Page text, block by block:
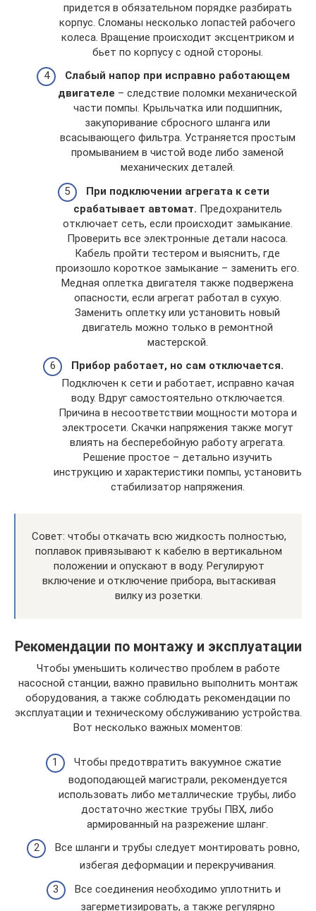
придется в обязательном порядке разбирать
корпус. Сломаны несколько лопастей рабочего
колеса. Вращение происходит эксцентриком и
бьет по корпусу с одной стороны.
Слабый напор при исправно работающем
двигателе – следствие поломки механической
части помпы. Крыльчатка или подшипник,
закупоривание сбросного шланга или
всасывающего фильтра. Устраняется простым
промыванием в чистой воде либо заменой
механических деталей.
При подключении агрегата к сети
срабатывает автомат. Предохранитель
отключает сеть, если происходит замыкание.
Проверить все электронные детали насоса.
Кабель пройти тестером и выяснить, где
произошло короткое замыкание – заменить его.
Медная оплетка двигателя также подвержена
опасности, если агрегат работал в сухую.
Заменить оплетку или установить новый
двигатель можно только в ремонтной
мастерской.
Прибор работает, но сам отключается.
Подключен к сети и работает, исправно качая
воду. Вдруг самостоятельно отключается.
Причина в несоответствии мощности мотора и
электросети. Скачки напряжения также могут
влиять на бесперебойную работу агрегата.
Решение простое – детально изучить
инструкцию и характеристики помпы, установить
стабилизатор напряжения.
Совет: чтобы откачать всю жидкость полностью,
поплавок привязывают к кабелю в вертикальном
положении и опускают в воду. Регулируют
включение и отключение прибора, вытаскивая
вилку из розетки.
Рекомендации по монтажу и эксплуатации
Чтобы уменьшить количество проблем в работе
насосной станции, важно правильно выполнить монтаж
оборудования, а также соблюдать рекомендации по
эксплуатации и техническому обслуживанию устройства.
Вот несколько важных моментов:
Чтобы предотвратить вакуумное сжатие
водоподающей магистрали, рекомендуется
использовать либо металлические трубы, либо
достаточно жесткие трубы ПВХ, либо
армированный на разрежение шланг.
Все шланги и трубы следует монтировать ровно,
избегая деформации и перекручивания.
Все соединения необходимо уплотнить и
загерметизировать, а также регулярно